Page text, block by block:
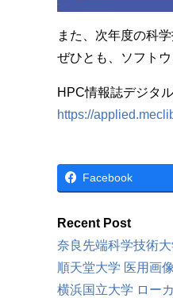
また、次年度の科
ぜひとも、ソフト
HPC情報誌デジタ
https://
Facebook
Recent Post
奈良先端科学技術
順天堂大学 医用画
横浜国立大学 ロー